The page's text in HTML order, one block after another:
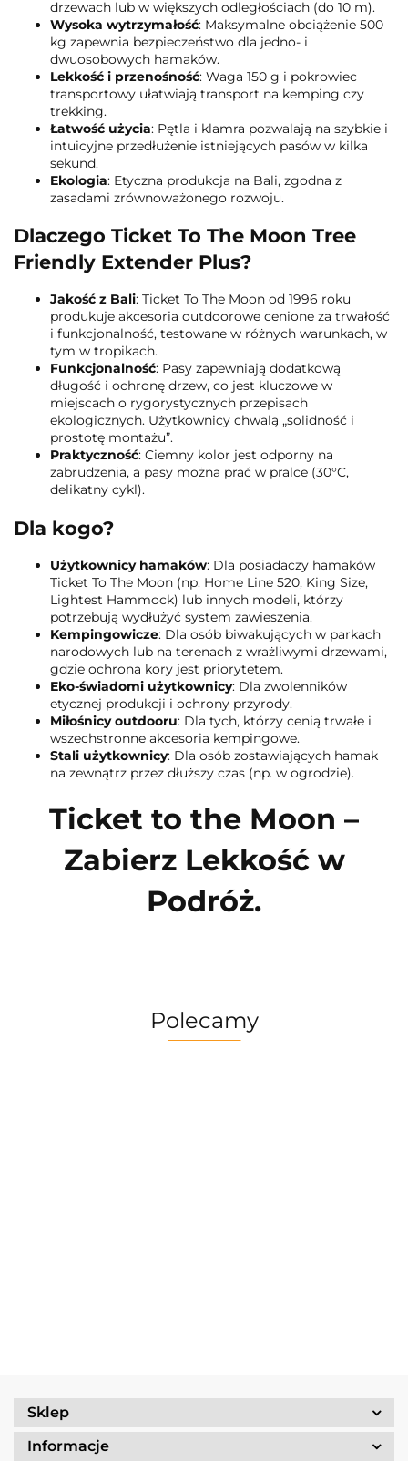
drzewach lub w większych odległościach (do 10 m).
Wysoka wytrzymałość: Maksymalne obciążenie 500
kg zapewnia bezpieczeństwo dla jedno- i
dwuosobowych hamaków.
Lekkość i przenośność: Waga 150 g i pokrowiec
transportowy ułatwiają transport na kemping czy
trekking.
Łatwość użycia: Pętla i klamra pozwalają na szybkie i
intuicyjne przedłużenie istniejących pasów w kilka
sekund.
Ekologia: Etyczna produkcja na Bali, zgodna z
zasadami zrównoważonego rozwoju.
Dlaczego Ticket To The Moon Tree
Friendly Extender Plus?
Jakość z Bali: Ticket To The Moon od 1996 roku
produkuje akcesoria outdoorowe cenione za trwałość
i funkcjonalność, testowane w różnych warunkach, w
tym w tropikach.
Funkcjonalność: Pasy zapewniają dodatkową
długość i ochronę drzew, co jest kluczowe w
miejscach o rygorystycznych przepisach
ekologicznych. Użytkownicy chwalą „solidność i
prostotę montażu”.
Praktyczność: Ciemny kolor jest odporny na
zabrudzenia, a pasy można prać w pralce (30°C,
delikatny cykl).
Dla kogo?
Użytkownicy hamaków: Dla posiadaczy hamaków
Ticket To The Moon (np. Home Line 520, King Size,
Lightest Hammock) lub innych modeli, którzy
potrzebują wydłużyć system zawieszenia.
Kempingowicze: Dla osób biwakujących w parkach
narodowych lub na terenach z wrażliwymi drzewami,
gdzie ochrona kory jest priorytetem.
Eko-świadomi użytkownicy: Dla zwolenników
etycznej produkcji i ochrony przyrody.
Miłośnicy outdooru: Dla tych, którzy cenią trwałe i
wszechstronne akcesoria kempingowe.
Stali użytkownicy: Dla osób zostawiających hamak
na zewnątrz przez dłuższy czas (np. w ogrodzie).
Ticket to the Moon –
Zabierz Lekkość w
Podróż.
Polecamy
Sklep
Informacje